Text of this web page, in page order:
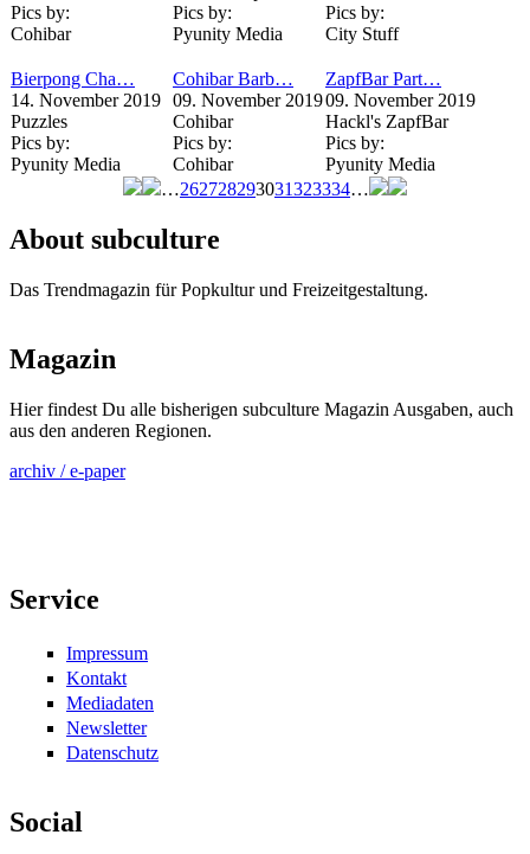
Pics by:
Cohibar
Pics by:
Pyunity Media
Pics by:
City Stuff
Bierpong Cha…
14. November 2019
Puzzles
Pics by:
Pyunity Media
Cohibar Barb…
09. November 2019
Cohibar
Pics by:
Cohibar
ZapfBar Part…
09. November 2019
Hackl's ZapfBar
Pics by:
Pyunity Media
…262728293031323334…
About subculture
Das Trendmagazin für Popkultur und Freizeitgestaltung.
Magazin
Hier findest Du alle bisherigen subculture Magazin Ausgaben, auch
aus den anderen Regionen.
archiv / e-paper
Service
Impressum
Kontakt
Mediadaten
Newsletter
Datenschutz
Social